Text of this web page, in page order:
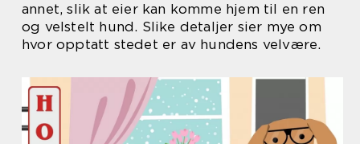
annet, slik at eier kan komme hjem til en ren
og velstelt hund. Slike detaljer sier mye om
hvor opptatt stedet er av hundens velvære.